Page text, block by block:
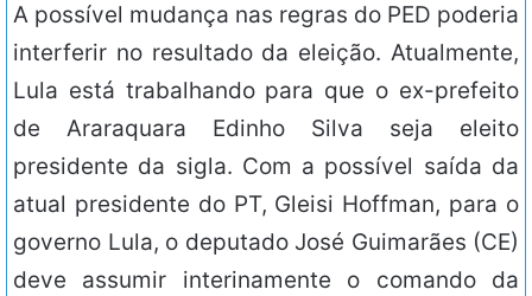
A possível mudança nas regras do PED poderia
interferir no resultado da eleição. Atualmente,
Lula está trabalhando para que o ex-prefeito
de Araraquara Edinho Silva seja eleito
presidente da sigla. Com a possível saída da
atual presidente do PT, Gleisi Hoffman, para o
governo Lula, o deputado José Guimarães (CE)
deve assumir interinamente o comando da